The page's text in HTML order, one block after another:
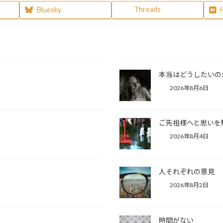
Bluesky Threads
本当はどうしたい
2026年8月6日
ご先祖様へと思い
2026年8月4日
人それぞれの意見
2026年8月2日
時間がない